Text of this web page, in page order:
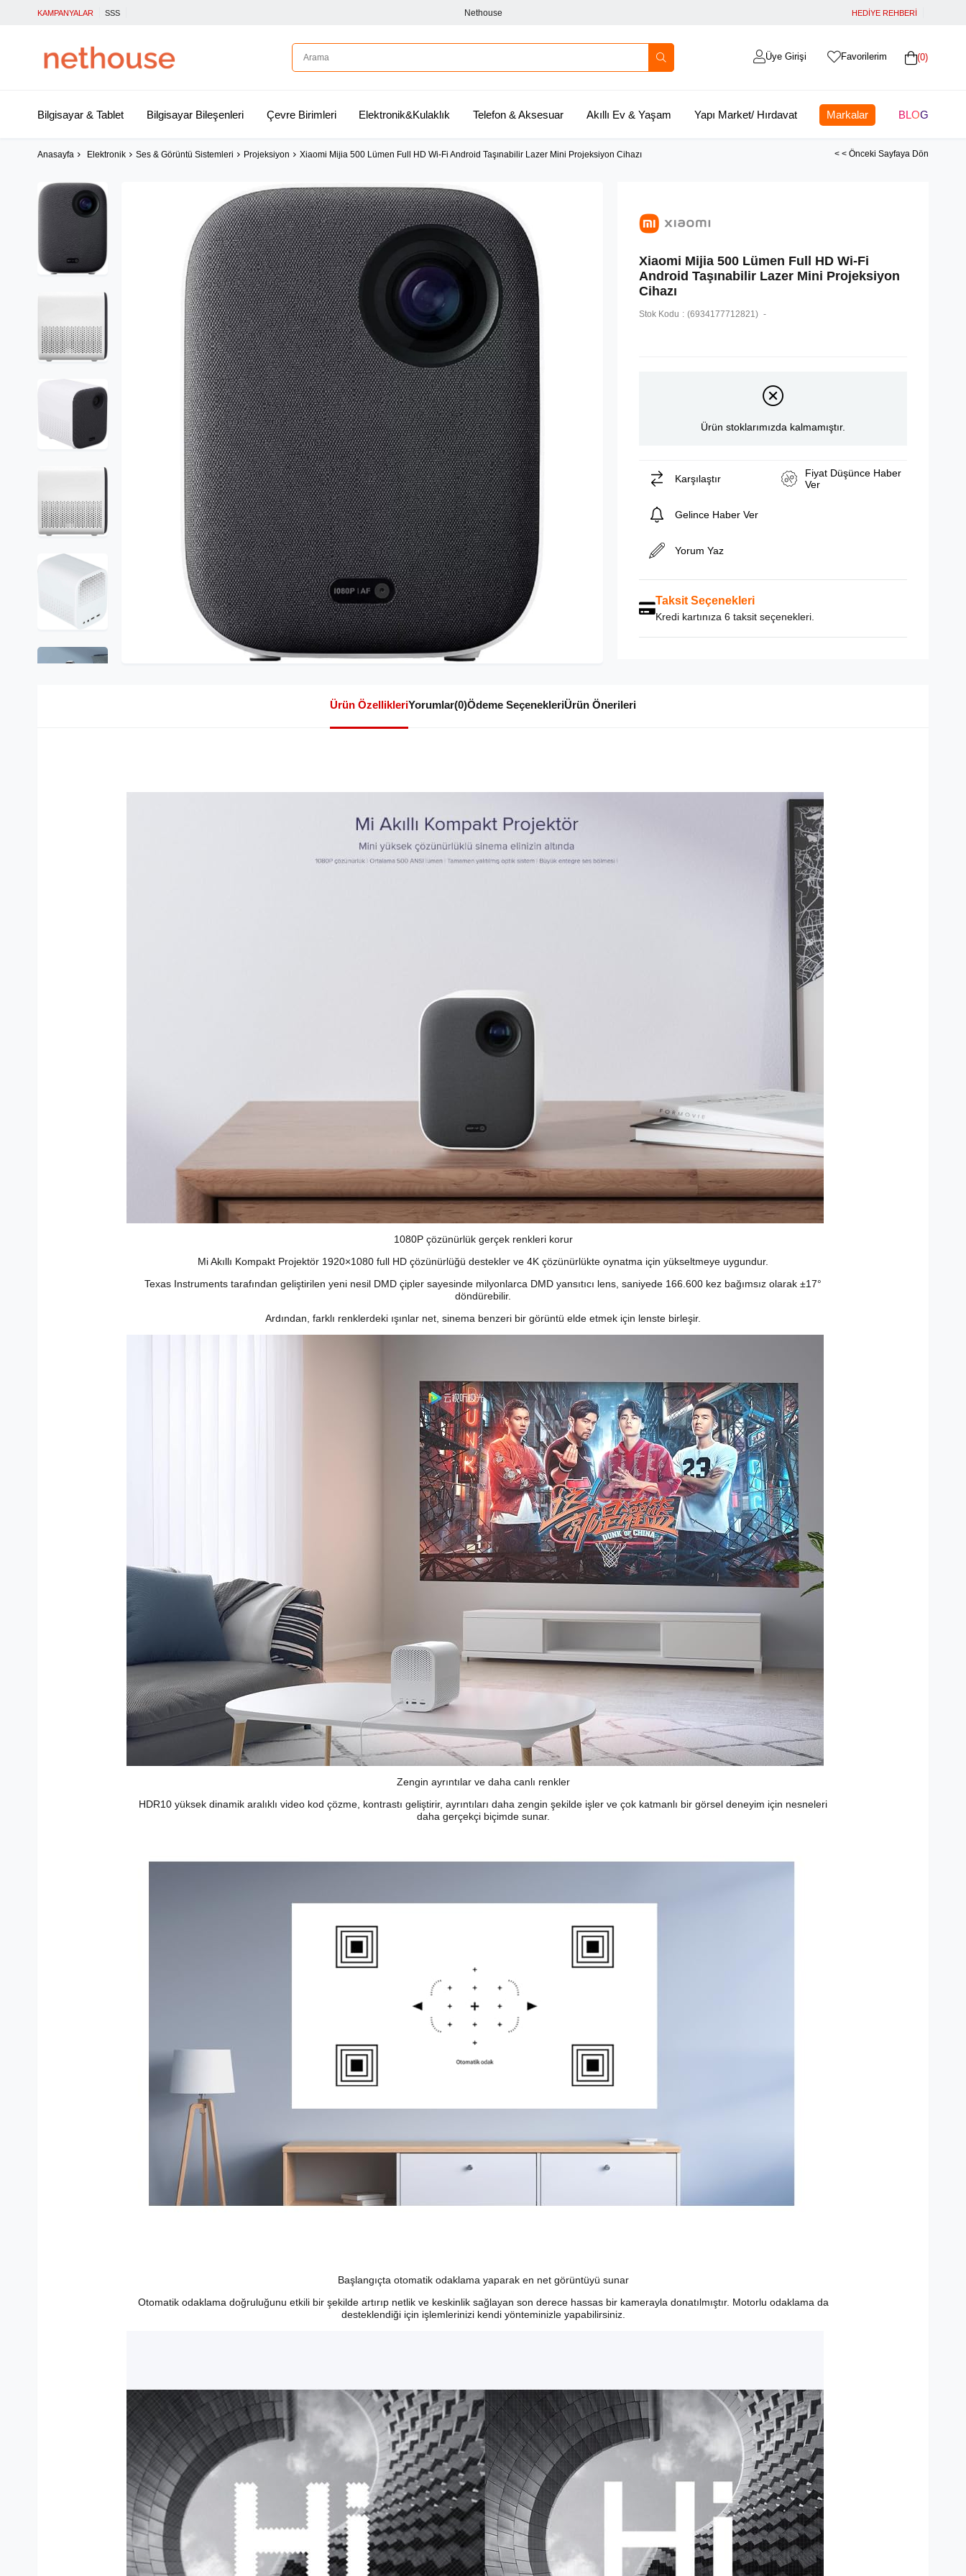
KAMPANYALAR SSS Nethouse HEDİYE REHBERİ
0
Favorilerim
Üye Girişi
Bilgisayar & Tablet Bilgisayar Bileşenleri Çevre Birimleri Elektronik&Kulaklık Telefon & Aksesuar Akıllı Ev & Yaşam Yapı Market/ Hırdavat Markalar BLOG
Anasayfa Elektronik Ses & Görüntü Sistemleri Projeksiyon Xiaomi Mijia 500 Lümen Full HD Wi-Fi Android Taşınabilir Lazer Mini Projeksiyon Cihazı < < Önceki Sayfaya Dön
Xiaomi Mijia 500 Lümen Full HD Wi-Fi
Android Taşınabilir Lazer Mini Projeksiyon
Cihazı
Stok Kodu (6934177712821)
Ürün stoklarımızda kalmamıştır.
Karşılaştır
Fiyat Düşünce Haber
Ver
Gelince Haber Ver
Yorum Yaz
Taksit Seçenekleri
Kredi kartınıza 6 taksit seçenekleri.
Ürün ÖzellikleriYorumlar(0)Ödeme SeçenekleriÜrün Önerileri
1080P çözünürlük gerçek renkleri korur
Mi Akıllı Kompakt Projektör 1920×1080 full HD çözünürlüğü destekler ve 4K çözünürlükte oynatma için yükseltmeye uygundur.
Texas Instruments tarafından geliştirilen yeni nesil DMD çipler sayesinde milyonlarca DMD yansıtıcı lens, saniyede 166.600 kez bağımsız olarak ±17°
döndürebilir.
Ardından, farklı renklerdeki ışınlar net, sinema benzeri bir görüntü elde etmek için lenste birleşir.
Zengin ayrıntılar ve daha canlı renkler
HDR10 yüksek dinamik aralıklı video kod çözme, kontrastı geliştirir, ayrıntıları daha zengin şekilde işler ve çok katmanlı bir görsel deneyim için nesneleri
daha gerçekçi biçimde sunar.
Başlangıçta otomatik odaklama yaparak en net görüntüyü sunar
Otomatik odaklama doğruluğunu etkili bir şekilde artırıp netlik ve keskinlik sağlayan son derece hassas bir kamerayla donatılmıştır. Motorlu odaklama da
desteklendiği için işlemlerinizi kendi yönteminizle yapabilirsiniz.